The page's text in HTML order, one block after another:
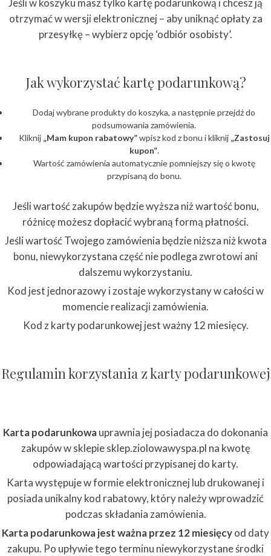
otrzymać w wersji elektronicznej – aby uniknąć opłaty za
przesyłkę – wybierz opcję ‘odbiór osobisty’.
Jak wykorzystać kartę podarunkową?
Dodaj wybrane produkty do koszyka, a następnie przejdź do
podsumowania zamówienia.
Kliknij „Mam kupon rabatowy”wpisz kod z bonu i kliknij „Zastosuj
kupon”.
Wartość zamówienia automatycznie pomniejszy się o kwotę
przypisaną do bonu.
Jeśli wartość zakupów będzie wyższa niż wartość bonu,
różnicę możesz dopłacić wybraną formą płatności.
Jeśli wartość Twojego zamówienia będzie niższa niż kwota
bonu, niewykorzystana część nie podlega zwrotowi ani
dalszemu wykorzystaniu.
Kod jest jednorazowy i zostaje wykorzystany w całości w
momencie realizacji zamówienia.
Kod z karty podarunkowej jest ważny 12 miesięcy.
Regulamin korzystania z karty podarunkowej
Karta podarunkowauprawnia jej posiadacza do dokonania
zakupów w sklepie sklep.ziolowawyspa.pl na kwotę
odpowiadającą wartości przypisanej do karty.
Karta występuje w formie elektronicznej lub drukowanej i
posiada unikalny kod rabatowy, który należy wprowadzić
podczas składania zamówienia.
Karta podarunkowa jest ważna przez 12 miesięcyod daty
zakupu. Po upływie tego terminu niewykorzystane środki